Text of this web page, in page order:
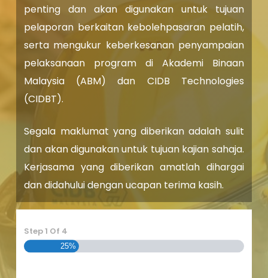
penting dan akan digunakan untuk tujuan
pelaporan berkaitan kebolehpasaran pelatih,
serta mengukur keberkesanan penyampaian
pelaksanaan program di Akademi Binaan
Malaysia (ABM) dan CIDB Technologies
(CIDBT).
Segala maklumat yang diberikan adalah sulit
dan akan digunakan untuk tujuan kajian sahaja.
Kerjasama yang diberikan amatlah dihargai
dan didahului dengan ucapan terima kasih.
Step1 Of 4
25%